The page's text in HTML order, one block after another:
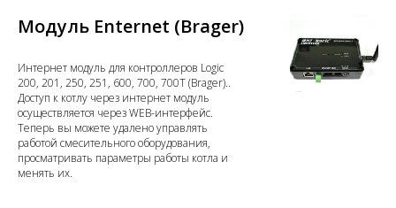
Модуль Enternet (Brager)
Интернет модуль для контроллеров Logic
200, 201, 250, 251, 600, 700, 700T (Brager)..
Доступ к котлу через интернет модуль
осуществляется через WEB-интерфейс.
Теперь вы можете удалено управлять
работой смесительного оборудования,
просматривать параметры работы котла и
менять их.